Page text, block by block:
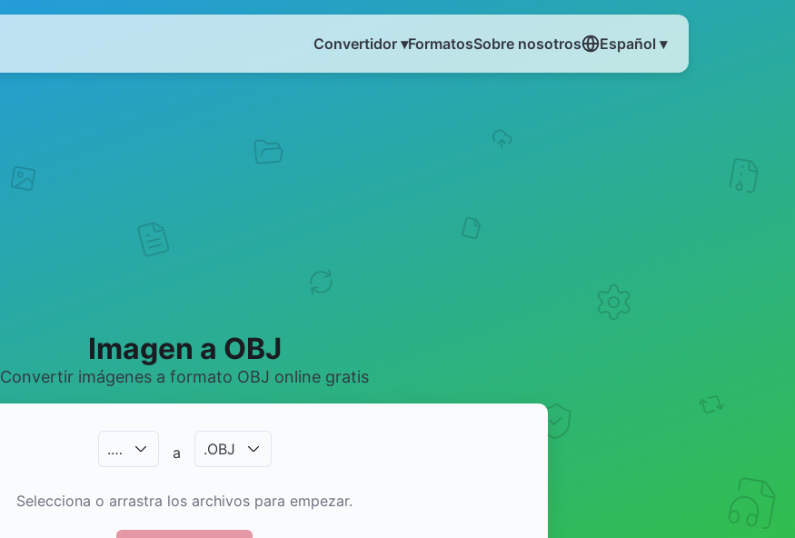
Convertidor ▾FormatosSobre nosotros Español ▾
Imagen a OBJ
Convertir imágenes a formato OBJ online gratis
.… a .OBJ
Selecciona o arrastra los archivos para empezar.